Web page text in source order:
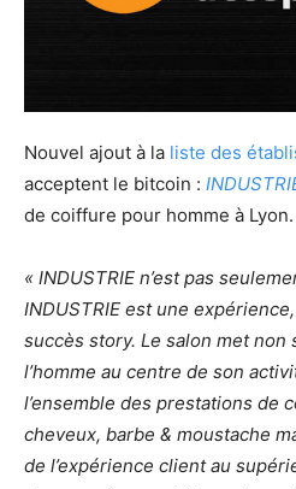
Nouvel ajout à la liste des
acceptent le bitcoin :
de coiffure pour homme à Lyon.
« INDUSTRIE n’est pas
INDUSTRIE est une
succès story. Le salon met non
l’homme au centre de son
l’ensemble des prestations de
cheveux, barbe & moustache
de l’expérience client au